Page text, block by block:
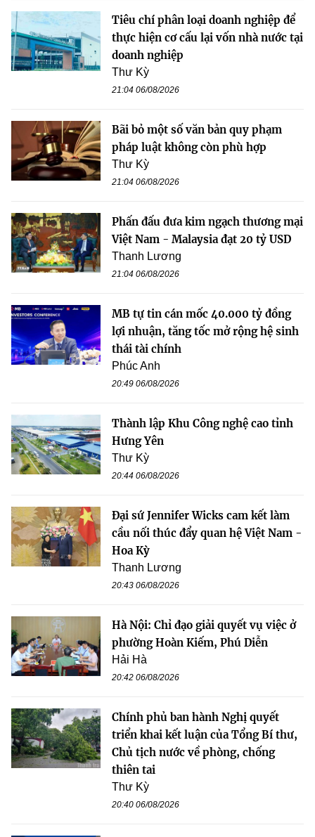
Tiêu chí phân loại doanh nghiệp để
thực hiện cơ cấu lại vốn nhà nước tại
doanh nghiệp
Thư Kỳ
21:04 06/08/2026
Bãi bỏ một số văn bản quy phạm
pháp luật không còn phù hợp
Thư Kỳ
21:04 06/08/2026
Phấn đấu đưa kim ngạch thương mại
Việt Nam - Malaysia đạt 20 tỷ USD
Thanh Lương
21:04 06/08/2026
MB tự tin cán mốc 40.000 tỷ đồng
lợi nhuận, tăng tốc mở rộng hệ sinh
thái tài chính
Phúc Anh
20:49 06/08/2026
Thành lập Khu Công nghệ cao tỉnh
Hưng Yên
Thư Kỳ
20:44 06/08/2026
Đại sứ Jennifer Wicks cam kết làm
cầu nối thúc đẩy quan hệ Việt Nam -
Hoa Kỳ
Thanh Lương
20:43 06/08/2026
Hà Nội: Chỉ đạo giải quyết vụ việc ở
phường Hoàn Kiếm, Phú Diễn
Hải Hà
20:42 06/08/2026
Chính phủ ban hành Nghị quyết
triển khai kết luận của Tổng Bí thư,
Chủ tịch nước về phòng, chống
thiên tai
Thư Kỳ
20:40 06/08/2026